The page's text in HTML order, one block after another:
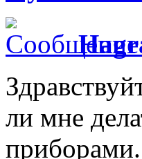
ли мне